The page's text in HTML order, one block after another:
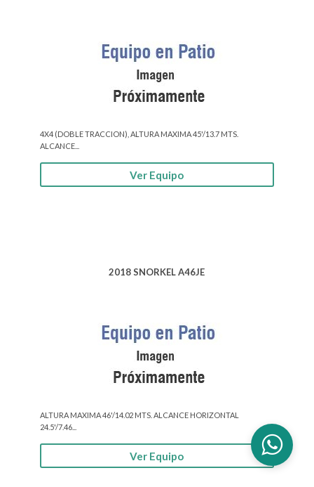
4X4 (DOBLE TRACCION), ALTURA MAXIMA 45'/13.7 MTS.
ALCANCE...
Ver Equipo
2018 SNORKEL A46JE
ALTURA MAXIMA 46'/14.02 MTS. ALCANCE HORIZONTAL
24.5'/7.46...
Ver Equipo